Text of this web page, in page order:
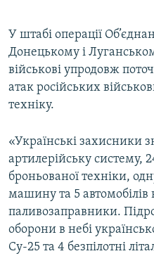
ДОЛУЧАЙСЯ!
Усі сайти RFE/RL
У штабі операції
Донецькому і
військові упродовж
атак російських
техніку.
«Українські захисники
артилерійську систему,
броньованої техніки,
машину та 5 автомобілів
паливозаправники.
оборони в небі
Су-25 та 4 безпілотні